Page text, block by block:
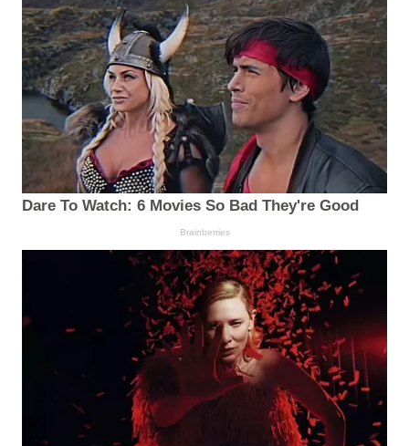
Dare To Watch: 6 Movies So Bad They're Good
Brainberries